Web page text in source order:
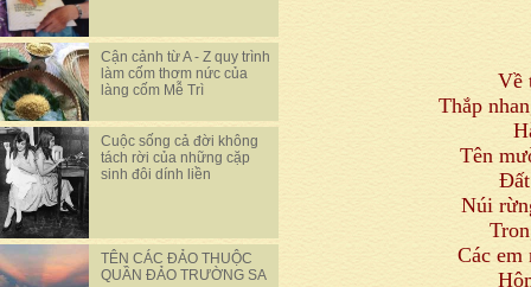
Cận cảnh từ A - Z quy trình
làm cốm thơm nức của
làng cốm Mễ Trì
Cuộc sống cả đời không
tách rời của những cặp
sinh đôi dính liền
TÊN CÁC ĐẢO THUỘC
QUẦN ĐẢO TRƯỜNG SA
Về
Thắp
Tên
Núi
Các em